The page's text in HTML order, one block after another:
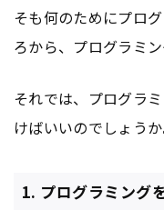
そも何のためにプロ
ろから、プログラミ
それでは、プログラ
けばいいのでしょうか
1. プログラミング